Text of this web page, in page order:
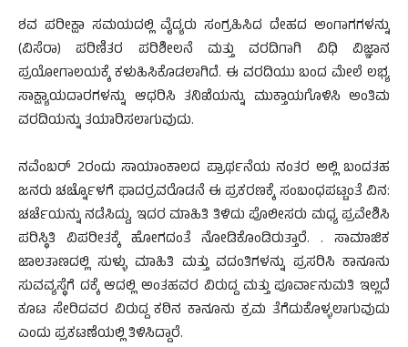
ಶವ ಪರೀಕ್ಷಾ ಸಮಯದಲ್ಲಿ ವೈದ್ಯರು ಸಂಗ್ರಹಿಸಿದ ದೇಹದ ಅಂಗಾಗಗಳನ್ನು
(ವಿಸೆರಾ) ಪರಿಣಿತರ ಪರಿಶೀಲನೆ ಮತ್ತು ವರದಿಗಾಗಿ ವಿಧಿ ವಿಜ್ಞಾನ
ಪ್ರಯೋಗಾಲಯಕ್ಕೆ ಕಳುಹಿಸಿಕೊಡಲಾಗಿದೆ. ಈ ವರದಿಯು ಬಂದ ಮೇಲೆ ಲಭ್ಯ
ಸಾಕ್ಷ್ಯಾಯದಾರಗಳನ್ನು ಆಧರಿಸಿ ತನಿಖೆಯನ್ನು ಮುಕ್ತಾಯಗೊಳಿಸಿ ಅಂತಿಮ
ವರದಿಯನ್ನು ತಯಾರಿಸಲಾಗುವುದು.
ನವೆಂಬರ್ 2ರಂದು ಸಾಯಾಂಕಾಲದ ಪ್ರಾರ್ಥನೆಯ ನಂತರ ಅಲ್ಲಿ ಬಂದತಹ
ಜನರು ಚರ್ಚ್ನೊಳಗೆ ಫಾದರ್ರವರೊಡನೆ ಈ ಪ್ರಕರಣಕ್ಕೆ ಸಂಬಂಧಪಟ್ಟಂತೆ ವಿನ:
ಚರ್ಚೆಯನ್ನು ನಡೆಸಿದ್ದು, ಇದರ ಮಾಹಿತಿ ತಿಳಿದು ಪೊಲೀಸರು ಮಧ್ಯ ಪ್ರವೇಶಿಸಿ
ಪರಿಸ್ಥಿತಿ ವಿಪರೀತಕ್ಕೆ ಹೋಗದಂತೆ ನೋಡಿಕೊಂಡಿರುತ್ತಾರೆ. . ಸಾಮಾಜಿಕ
ಜಾಲತಾಣದಲ್ಲಿ ಸುಳ್ಳು ಮಾಹಿತಿ ಮತ್ತು ವದಂತಿಗಳನ್ನು ಪ್ರಸರಿಸಿ ಕಾನೂನು
ಸುವವ್ಯಸ್ಥೆಗೆ ದಕ್ಕೆ ಆದಲ್ಲಿ ಅಂತಹವರ ವಿರುದ್ದ ಮತ್ತು ಪೂರ್ವಾನುಮತಿ ಇಲ್ಲದೆ
ಕೂಟ ಸೇರಿದವರ ವಿರುದ್ದ ಕಠಿನ ಕಾನೂನು ಕ್ರಮ ತೆಗೆದುಕೊಳ್ಳಲಾಗುವುದು
ಎಂದು ಪ್ರಕಟಣೆಯಲ್ಲಿ ತಿಳಿಸಿದ್ದಾರೆ.